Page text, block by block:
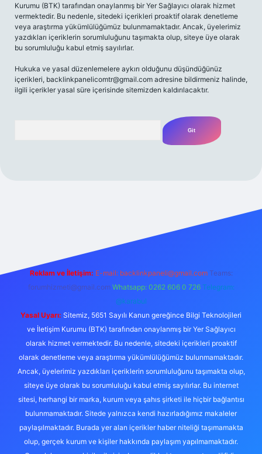
Kurumu (BTK) tarafından onaylanmış bir Yer Sağlayıcı olarak hizmet
vermektedir. Bu nedenle, sitedeki içerikleri proaktif olarak denetleme
veya araştırma yükümlülüğümüz bulunmamaktadır. Ancak, üyelerimiz
yazdıkları içeriklerin sorumluluğunu taşımakta olup, siteye üye olarak
bu sorumluluğu kabul etmiş sayılırlar.
Hukuka ve yasal düzenlemelere aykırı olduğunu düşündüğünüz
içerikleri, backlinkpanelicomtr@gmail.com adresine bildirmeniz halinde,
ilgili içerikler yasal süre içerisinde sitemizden kaldırılacaktır.
Reklam ve İletişim: E-mail: backlinkpaneli@gmail.com Teams:
forumhizmeti@gmail.com Whatsapp: 0262 606 0 726 Telegram:
@karabul
Yasal Uyarı: Sitemiz, 5651 Sayılı Kanun gereğince Bilgi Teknolojileri
ve İletişim Kurumu (BTK) tarafından onaylanmış bir Yer Sağlayıcı
olarak hizmet vermektedir. Bu nedenle, sitedeki içerikleri proaktif
olarak denetleme veya araştırma yükümlülüğümüz bulunmamaktadır.
Ancak, üyelerimiz yazdıkları içeriklerin sorumluluğunu taşımakta olup,
siteye üye olarak bu sorumluluğu kabul etmiş sayılırlar. Bu internet
sitesi, herhangi bir marka, kurum veya şahıs şirketi ile hiçbir bağlantısı
bulunmamaktadır. Sitede yalnızca kendi hazırladığımız makaleler
paylaşılmaktadır. Burada yer alan içerikler haber niteliği taşımamakta
olup, gerçek kurum ve kişiler hakkında paylaşım yapılmamaktadır.